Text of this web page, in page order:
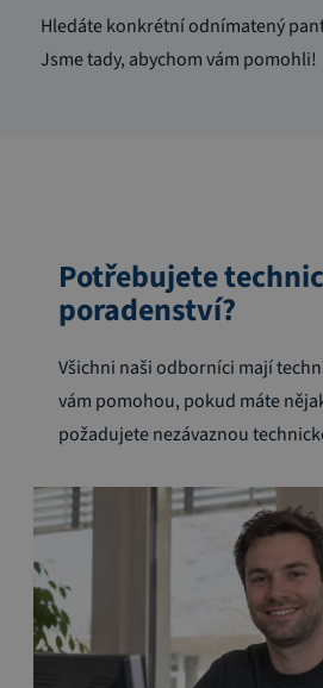
Hledáte konkrétní odnímatený
Jsme tady, abychom vám pomohli!
Potřebujete
poradenství?
Všichni naši odborníci mají
vám pomohou, pokud máte
požadujete nezávaznou